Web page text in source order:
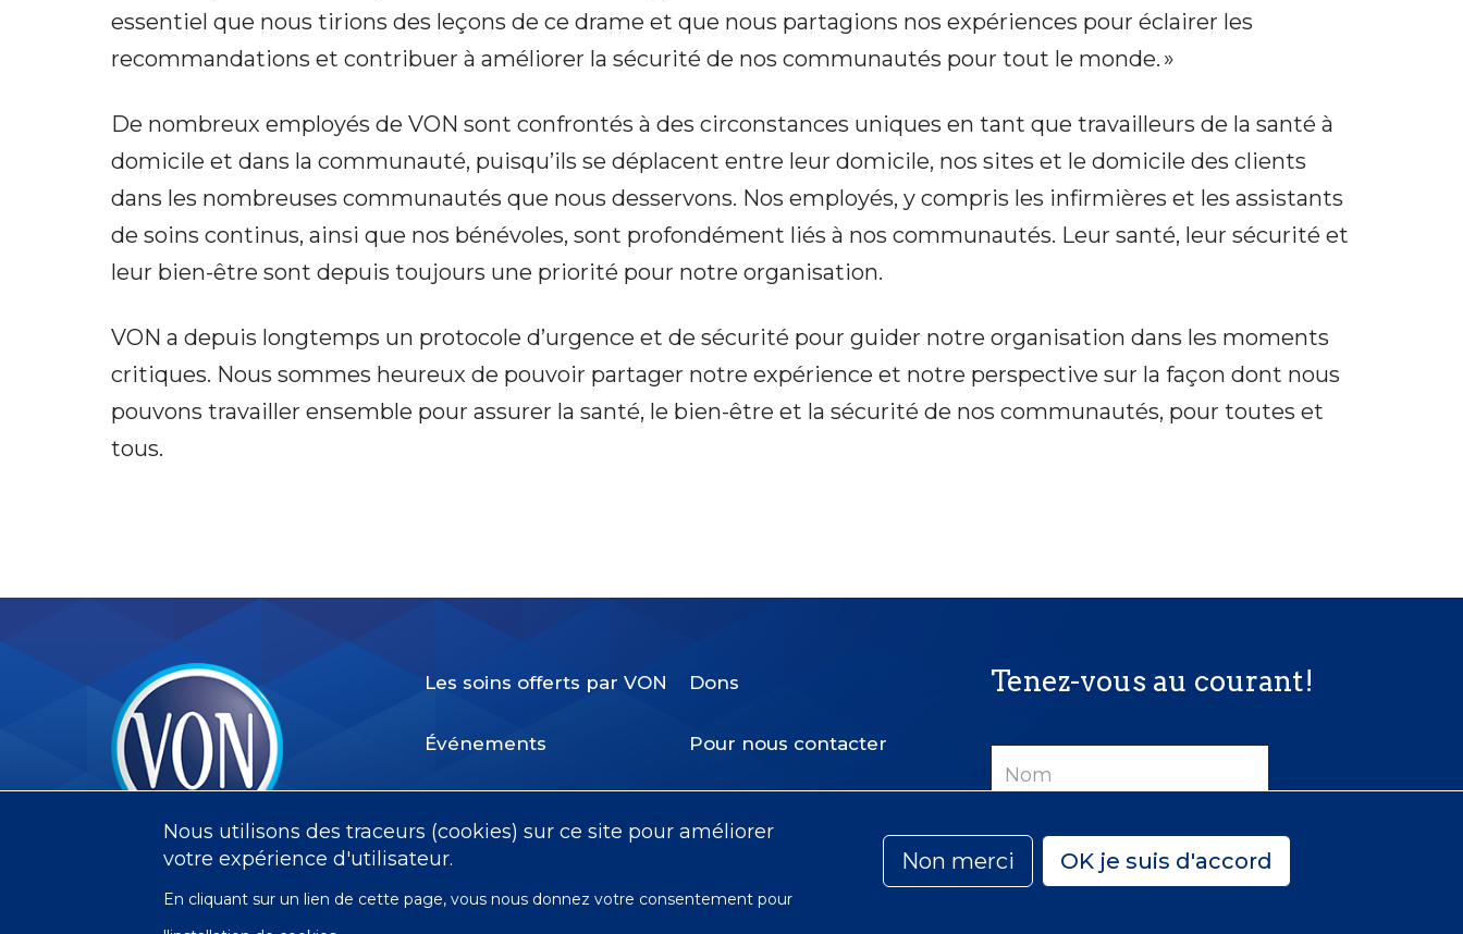
Nous utilisons des traceurs (cookies) sur ce site pour améliorer
votre expérience d'utilisateur.
En cliquant sur un lien de cette page, vous nous donnez votre consentement pour
OK je suis d'accord
Non merci
essentiel que nous tirions des leçons de ce drame et que nous partagions nos expériences pour éclairer les
recommandations et contribuer à améliorer la sécurité de nos communautés pour tout le monde. »
De nombreux employés de VON sont confrontés à des circonstances uniques en tant que travailleurs de la santé à
domicile et dans la communauté, puisqu’ils se déplacent entre leur domicile, nos sites et le domicile des clients
dans les nombreuses communautés que nous desservons. Nos employés, y compris les infirmières et les assistants
de soins continus, ainsi que nos bénévoles, sont profondément liés à nos communautés. Leur santé, leur sécurité et
leur bien-être sont depuis toujours une priorité pour notre organisation.
VON a depuis longtemps un protocole d’urgence et de sécurité pour guider notre organisation dans les moments
critiques. Nous sommes heureux de pouvoir partager notre expérience et notre perspective sur la façon dont nous
pouvons travailler ensemble pour assurer la santé, le bien-être et la sécurité de nos communautés, pour toutes et
tous.
Les soins offerts par VON
Événements
Dons
Pour nous contacter
Tenez-vous au courant!
Nom
Courriel